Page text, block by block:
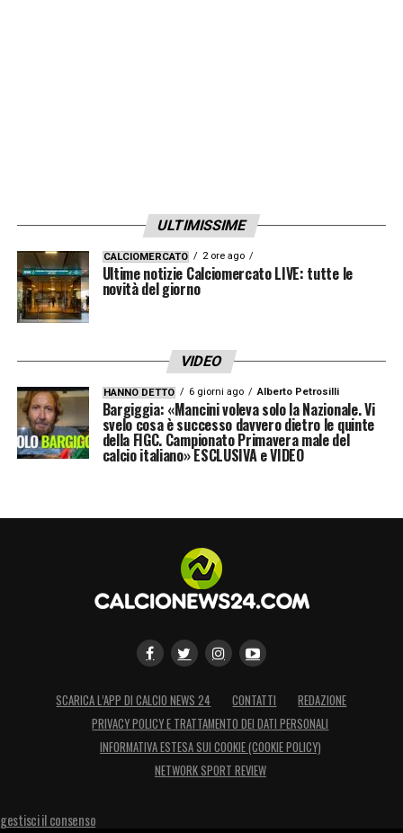
ULTIMISSIME
CALCIOMERCATO 2 ore ago
Ultime notizie Calciomercato LIVE: tutte le
novità del giorno
VIDEO
HANNO DETTO 6 giorni ago Alberto Petrosilli
Bargiggia: «Mancini voleva solo la Nazionale. Vi
svelo cosa è successo davvero dietro le quinte
della FIGC. Campionato Primavera male del
calcio italiano» ESCLUSIVA e VIDEO
SCARICA L’APP DI CALCIO NEWS 24 CONTATTI
REDAZIONE
PRIVACY POLICY E TRATTAMENTO DEI DATI PERSONALI
INFORMATIVA ESTESA SUI COOKIE (COOKIE POLICY)
NETWORK SPORT REVIEW
gestisci il consenso